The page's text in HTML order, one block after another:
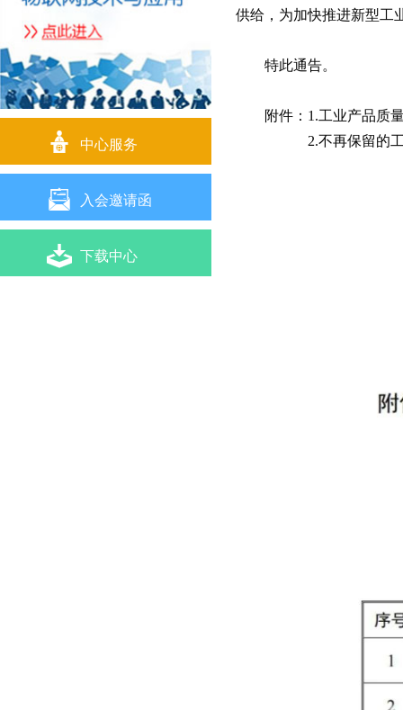
 中心服务
 入会邀请函
 下载中心
供给，为加快推进新型工
特此通告。
附件：1.工业产品质
2.不再保留的工业